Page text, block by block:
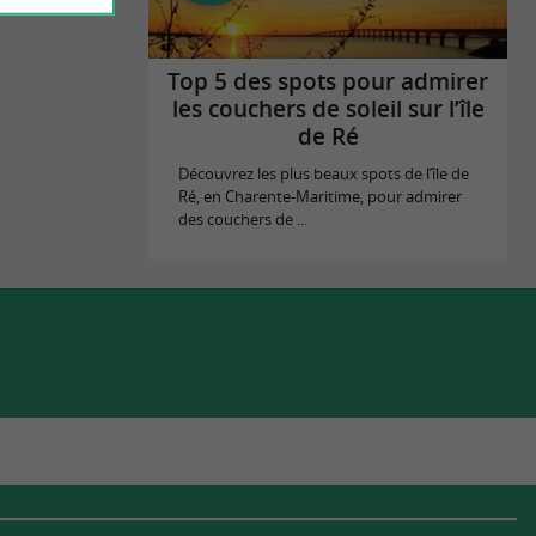
Top 5 des spots pour admirer
les couchers de soleil sur l’île
de Ré
Découvrez les plus beaux spots de l’île de
Ré, en Charente-Maritime, pour admirer
des couchers de ...